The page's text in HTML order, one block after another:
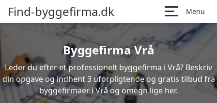
Find-byggefirma.dk Menu
Byggefirma Vrå
Leder du efter et professionelt byggefirma i Vrå? Beskriv
din opgave og indhent 3 uforpligtende og gratis tilbud fra
byggefirmaer i Vrå og omegn lige her.